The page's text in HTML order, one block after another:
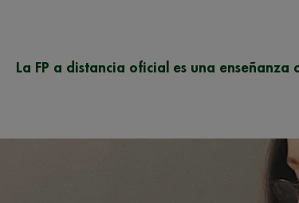
La FP a distancia oficial es una